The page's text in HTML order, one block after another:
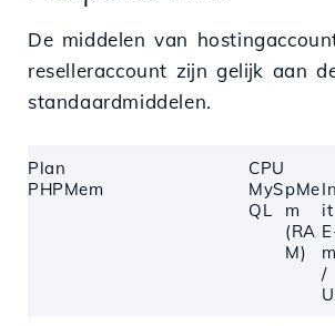
De middelen van
reselleraccount zijn gelijk aan
standaardmiddelen.
Plan
CPU
PHPMem
MyS
QL
pMe
m
(RA
M)
it
/